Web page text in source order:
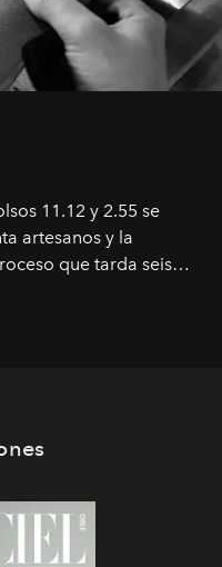
11.12 y 2.55 se
artesanos y la
que tarda seis
práctica una técnica
de formación de